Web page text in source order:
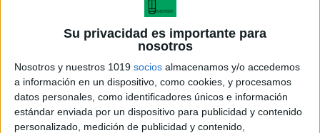
Su privacidad es importante para
nosotros
Nosotros y nuestros 1019 socios almacenamos y/o accedemos
a información en un dispositivo, como cookies, y procesamos
datos personales, como identificadores únicos e información
estándar enviada por un dispositivo para publicidad y contenido
personalizado, medición de publicidad y contenido,
El material de trabajo para el aprendizaje da la
lectoescritura “PASO A PASO”, tuvo su origen en una
experiencia pedagógico-didáctica vivida en el Colegio
“Ángel de la Guarda”, de Educación […]
SEGUIR LEYENDO